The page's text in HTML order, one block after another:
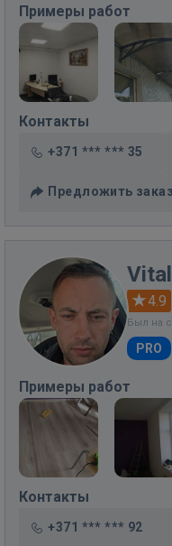
Примеры работ
Контакты
+371 *** *** 35
Предложить заказ
4.9
Был на
PRO
Примеры работ
Контакты
+371 *** *** 92